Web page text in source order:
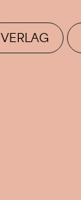
VERLAG